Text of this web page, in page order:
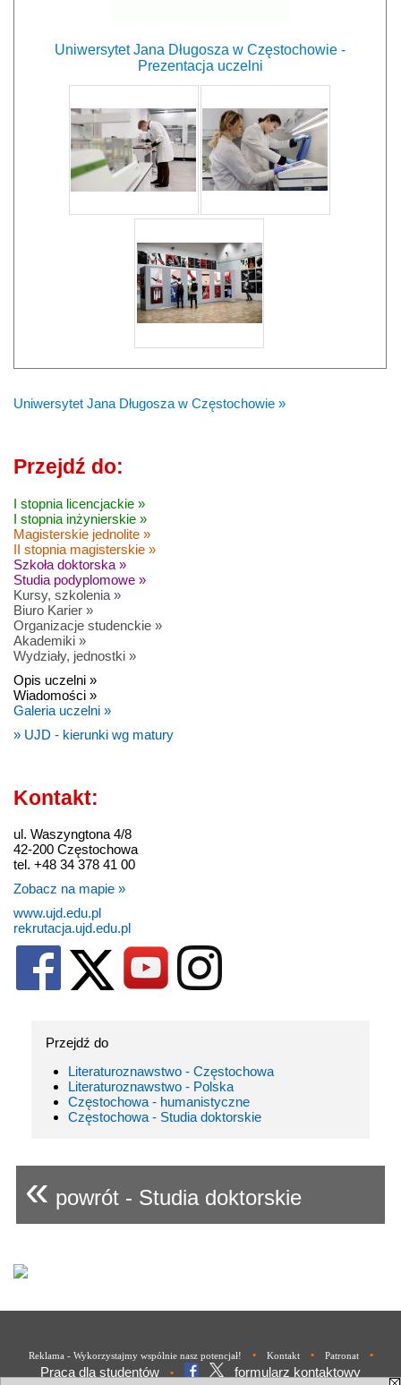
Uniwersytet Jana Długosza w Częstochowie -
Prezentacja uczelni
Uniwersytet Jana Długosza w Częstochowie »
Przejdź do:
I stopnia licencjackie »
I stopnia inżynierskie »
Magisterskie jednolite »
II stopnia magisterskie »
Szkoła doktorska »
Studia podyplomowe »
Kursy, szkolenia »
Biuro Karier »
Organizacje studenckie »
Akademiki »
Wydziały, jednostki »
Opis uczelni »
Wiadomości »
Galeria uczelni »
» UJD - kierunki wg matury
Kontakt:
ul. Waszyngtona 4/8
42-200 Częstochowa
tel. +48 34 378 41 00
Zobacz na mapie »
www.ujd.edu.pl
rekrutacja.ujd.edu.pl
Przejdź do
Literaturoznawstwo - Częstochowa
Literaturoznawstwo - Polska
Częstochowa - humanistyczne
Częstochowa - Studia doktorskie
« powrót - Studia doktorskie
Reklama - Wykorzystajmy wspólnie nasz potencjał! • Kontakt • Patronat •
Praca dla studentów • formularz kontaktowy